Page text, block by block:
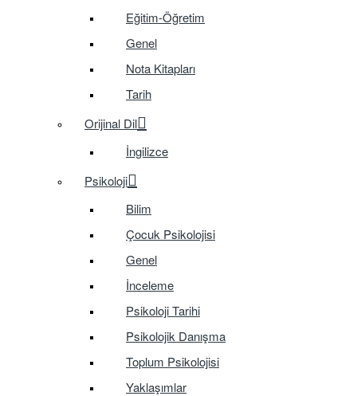
Eğitim-Öğretim
Genel
Nota Kitapları
Tarih
Orijinal Dil
İngilizce
Psikoloji
Bilim
Çocuk Psikolojisi
Genel
İnceleme
Psikoloji Tarihi
Psikolojik Danışma
Toplum Psikolojisi
Yaklaşımlar